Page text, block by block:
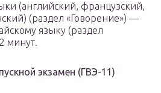
(английский, французский,
(раздел «Говорение») —
языку (раздел
минут.
экзамен (ГВЭ-11)